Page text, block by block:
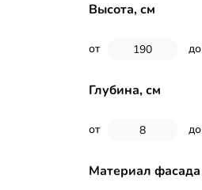
Высота, см
от до
Глубина, см
от до
Материал фасада